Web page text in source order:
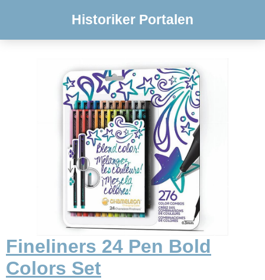
Historiker Portalen
Fineliners 24 Pen Bold
Colors Set